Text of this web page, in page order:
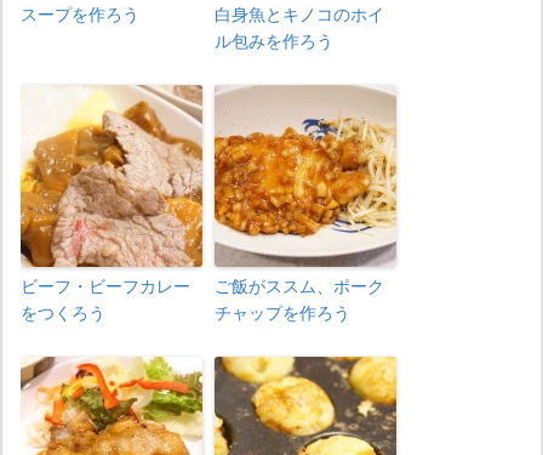
スープを作ろう
白身魚とキノコのホイ
ル包みを作ろう
ビーフ・ビーフカレー
をつくろう
ご飯がススム、ポーク
チャップを作ろう